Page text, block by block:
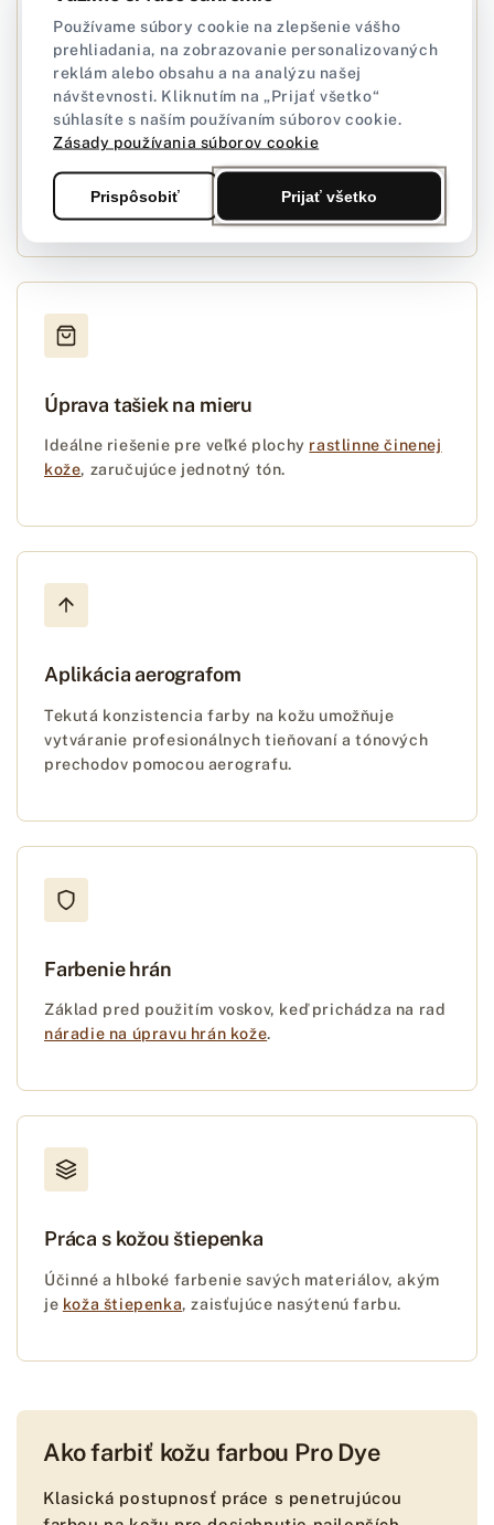
Renovácia výrobkov
Navrátenie zašlého lesku opotrebovaným
predmetom.Farby na kožuPro Dye skvele maskujú
úbytky farby.
Úprava tašiek na mieru
Ideálne riešenie pre veľké plochy rastlinne činenej
kože, zaručujúce jednotný tón.
Aplikácia aerografom
Tekutá konzistencia farby na kožu umožňuje
vytváranie profesionálnych tieňovaní a tónových
prechodov pomocou aerografu.
Farbenie hrán
Základ pred použitím voskov, keď prichádza na rad
náradie na úpravu hrán kože.
Práca s kožou štiepenka
Účinné a hlboké farbenie savých materiálov, akým
je koža štiepenka, zaisťujúce nasýtenú farbu.
Ako farbiť kožu farbou Pro Dye
Klasická postupnosť práce s penetrujúcou
Používame súbory cookie na zlepšenie vášho
prehliadania, na zobrazovanie personalizovaných
reklám alebo obsahu a na analýzu našej
návštevnosti. Kliknutím na „Prijať všetko“
súhlasíte s naším používaním súborov cookie.
Zásady používania súborov cookie
Prispôsobiť Prijať všetko